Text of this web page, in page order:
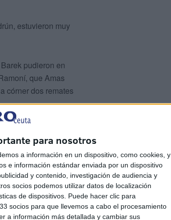
para nosotros
a información en un dispositivo, como cookies, y
e información estándar enviada por un dispositivo
y contenido, investigación de audiencia y
socios podemos utilizar datos de localización
de dispositivos. Puede hacer clic para
socios para que llevemos a cabo el procesamiento
a información más detallada y cambiar sus
estuvieron muy
pudieron en
que Amas
córner dos remates
Stéfano, aunque ya
primer gol en Primera
10ª, en el Estadio